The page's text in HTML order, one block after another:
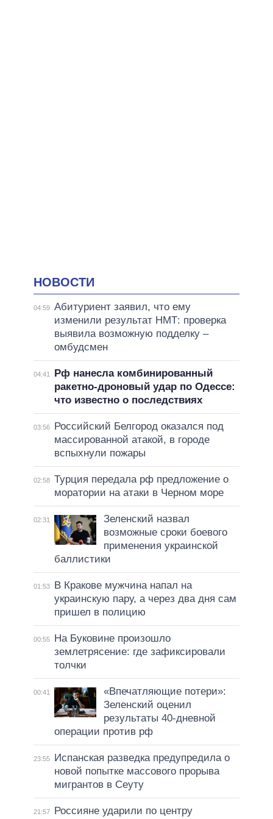
НОВОСТИ
04:59 Абитуриент заявил, что ему
изменили результат НМТ: проверка
выявила возможную подделку –
омбудсмен
04:41
Рф нанесла комбинированный
ракетно-дроновый удар по Одессе:
что известно о последствиях
03:56
Российский Белгород оказался под
массированной атакой, в городе
вспыхнули пожары
02:58 Турция передала рф предложение о
моратории на атаки в Черном море
02:31
Зеленский назвал
возможные сроки боевого
применения украинской
баллистики
01:53
В Кракове мужчина напал на
украинскую пару, а через два дня сам
пришел в полицию
00:55
На Буковине произошло
землетрясение: где зафиксировали
толчки
00:41
«Впечатляющие потери»:
Зеленский оценил
результаты 40-дневной
операции против рф
23:55
Испанская разведка предупредила о
новой попытке массового прорыва
мигрантов в Сеуту
21:57
Россияне ударили по центру